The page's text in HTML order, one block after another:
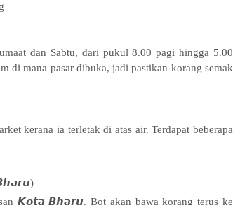
dan Sabtu, dari pukul 8.00 pagi hingga 5.00
di mana pasar dibuka, jadi pastikan korang semak
kerana ia terletak di atas air. Terdapat beberapa
𝙆𝙤𝙩𝙖 𝘽𝙝𝙖𝙧𝙪. Bot akan bawa korang terus ke